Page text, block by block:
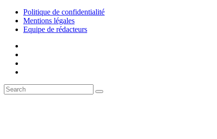
Politique de confidentialité
Mentions légales
Equipe de rédacteurs